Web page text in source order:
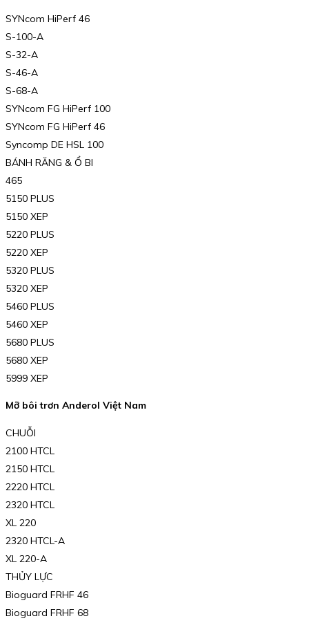
SYNcom HiPerf 46
S-100-A
S-32-A
S-46-A
S-68-A
SYNcom FG HiPerf 100
SYNcom FG HiPerf 46
Syncomp DE HSL 100
BÁNH RĂNG & Ổ BI
465
5150 PLUS
5150 XEP
5220 PLUS
5220 XEP
5320 PLUS
5320 XEP
5460 PLUS
5460 XEP
5680 PLUS
5680 XEP
5999 XEP
Mỡ bôi trơn Anderol Việt Nam
CHUỖI
2100 HTCL
2150 HTCL
2220 HTCL
2320 HTCL
XL 220
2320 HTCL-A
XL 220-A
THỦY LỰC
Bioguard FRHF 46
Bioguard FRHF 68